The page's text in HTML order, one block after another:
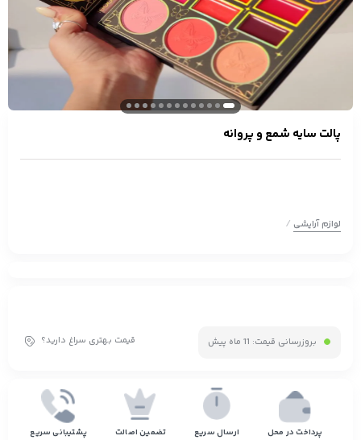
پالت سایه شمع و پروانه
لوازم آرایشی /
بروزرسانی قیمت: 11 ماه پیش قیمت بهتری سراغ دارید؟
پرداخت در محل ارسال سریع تضمین اصالت پشتیبانی سریع